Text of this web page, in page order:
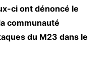
ci ont dénoncé le
communauté
du M23 dans le